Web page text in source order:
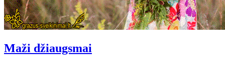
Maži džiaugsmai